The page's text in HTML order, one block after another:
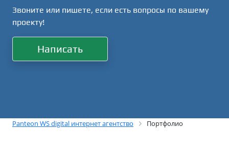
Звоните или пишете, если есть вопросы по вашему
проекту!
Написать
Panteon WS digital интернет агентство Портфолио